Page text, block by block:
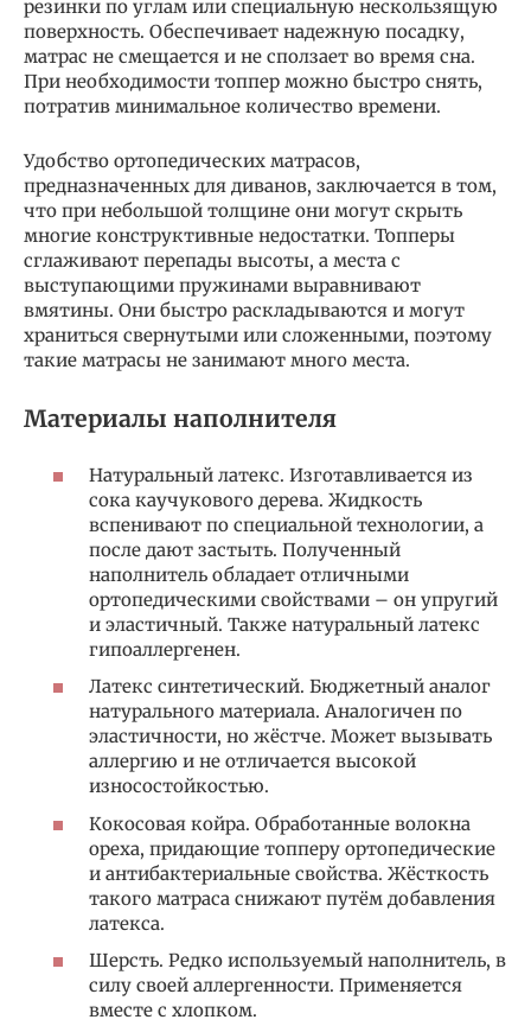
резинки по углам или специальную нескользящую
поверхность. Обеспечивает надежную посадку,
матрас не смещается и не сползает во время сна.
При необходимости топпер можно быстро снять,
потратив минимальное количество времени.
Удобство ортопедических матрасов,
предназначенных для диванов, заключается в том,
что при небольшой толщине они могут скрыть
многие конструктивные недостатки. Топперы
сглаживают перепады высоты, а места с
выступающими пружинами выравнивают
вмятины. Они быстро раскладываются и могут
храниться свернутыми или сложенными, поэтому
такие матрасы не занимают много места.
Материалы наполнителя
Натуральный латекс. Изготавливается из
сока каучукового дерева. Жидкость
вспенивают по специальной технологии, а
после дают застыть. Полученный
наполнитель обладает отличными
ортопедическими свойствами – он упругий
и эластичный. Также натуральный латекс
гипоаллергенен.
Латекс синтетический. Бюджетный аналог
натурального материала. Аналогичен по
эластичности, но жёстче. Может вызывать
аллергию и не отличается высокой
износостойкостью.
Кокосовая койра. Обработанные волокна
ореха, придающие топперу ортопедические
и антибактериальные свойства. Жёсткость
такого матраса снижают путём добавления
латекса.
Шерсть. Редко используемый наполнитель, в
силу своей аллергенности. Применяется
вместе с хлопком.